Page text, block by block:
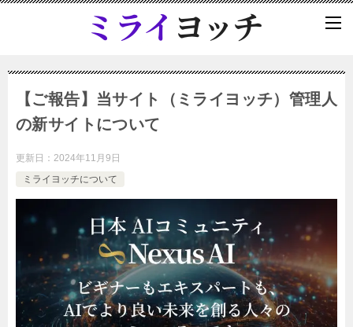
【ご報告】当サイト（ミライヨッチ）管理人
の新サイトについて
更新日： 2024年11月9日
ミライヨッチについて